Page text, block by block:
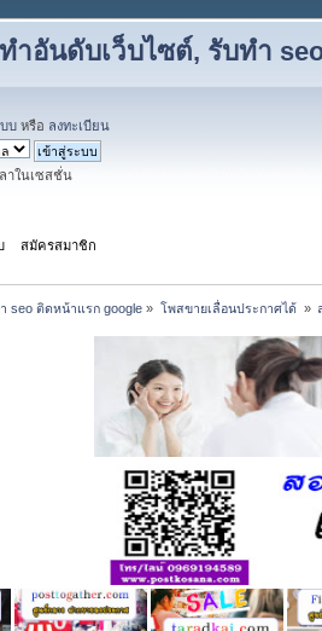
ำอันดับเว็บไซต์, รับทำ
บ หรือ ลงทะเบียน
าในเซสชั่น
สมัครสมาชิก
seo ติดหน้าแรก google » โพสขายเลื่อนประกาศได้ »